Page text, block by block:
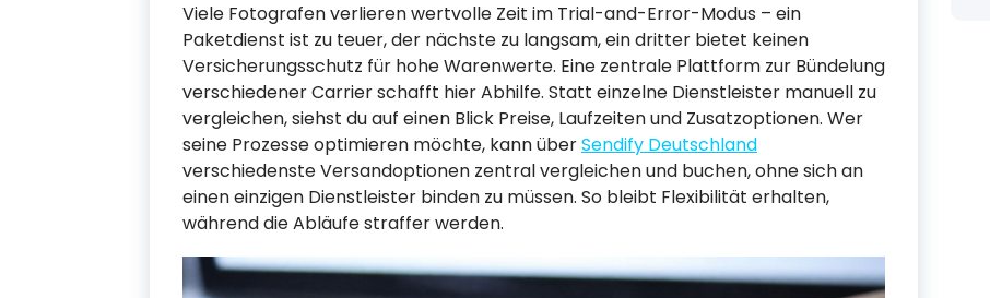
Viele Fotografen verlieren wertvolle Zeit im Trial-and-Error-Modus – ein
Paketdienst ist zu teuer, der nächste zu langsam, ein dritter bietet keinen
Versicherungsschutz für hohe Warenwerte. Eine zentrale Plattform zur Bündelung
verschiedener Carrier schafft hier Abhilfe. Statt einzelne Dienstleister manuell zu
vergleichen, siehst du auf einen Blick Preise, Laufzeiten und Zusatzoptionen. Wer
seine Prozesse optimieren möchte, kann überSendify Deutschland
verschiedenste Versandoptionen zentral vergleichen und buchen, ohne sich an
einen einzigen Dienstleister binden zu müssen. So bleibt Flexibilität erhalten,
während die Abläufe straffer werden.